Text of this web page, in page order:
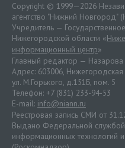
Copyright © 1999—2026
агентство "Нижний
Учредитель —
Нижегородской области «
информационный центр»
Главный редактор — Назарова
Адрес: 603006,
ул. М.Горького, д.151Б, пом. 5
Телефон: +7 (831) 233-94-53
E-mail: info@niann.ru
Реестровая запись СМИ от
Выдано Федеральной
информационных технологий